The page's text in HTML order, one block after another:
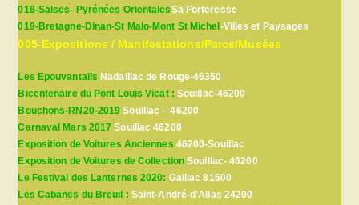
018-Salses- Pyrénées OrientalesSa Forteresse
019-Bretagne-Dinan-St Malo-Mont St Michel -Villes et Paysages
005-Expositions / Manifestations/Parcs/Musées
Les Epouvantails Nadaillac de Rouge-46350
Bicentenaire du Pont Louis Vicat : Souillac-46200
Bouchons-RN20-2019Souillac – 46200
Carnaval Mars 2017 Souillac 46200
Exposition de Voitures Anciennes 46200-Souillac
Exposition de Voitures de Collection Souillac- 46200
Le Festival des Lanternes 2020: Gaillac 81600
Les Cabanes du Breuil : Saint-André-d’Allas 24200